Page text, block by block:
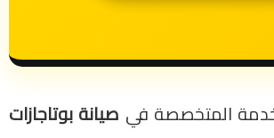
المتخصصة في صيانة بوتاجازات